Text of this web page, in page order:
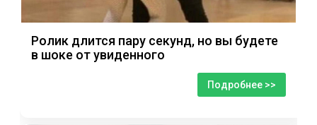
Ролик длится пару секунд, но вы будете
в шоке от увиденного
Подробнее >>